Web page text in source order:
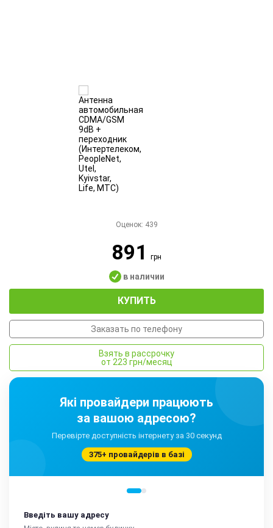
Оценок: 439
891грн
в наличии
КУПИТЬ
Заказать по телефону
Взять в рассрочку
от 223 грн/месяц
Які провайдери працюють
за вашою адресою?
Перевірте доступність інтернету за 30 секунд
375+ провайдерів в базі
Введіть вашу адресу